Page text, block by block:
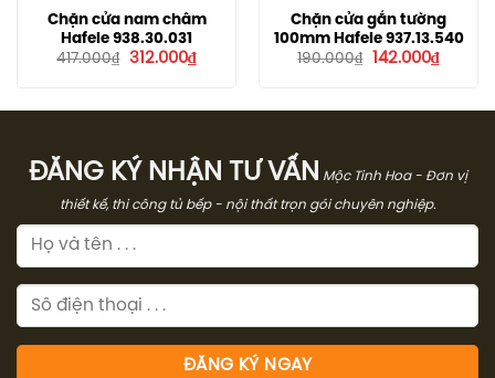
Chặn cửa nam châm
Hafele 938.30.031
417.000₫
Giá
312.000₫Giá
312.000₫.
Chặn cửa gắn tường
100mm Hafele 937.13.540
190.000₫
Giá
142.000₫Giá
ĐĂNG KÝ NHẬN TƯ VẤN
Mộc Tinh Hoa - Đơn vị
thiết kế, thi công tủ bếp - nội thất trọn gói chuyên nghiệp.